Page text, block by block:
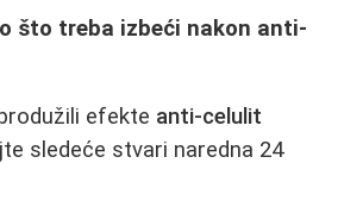
što treba izbeći nakon anti-
efekte anti-celulit
sledeće stvari naredna 24